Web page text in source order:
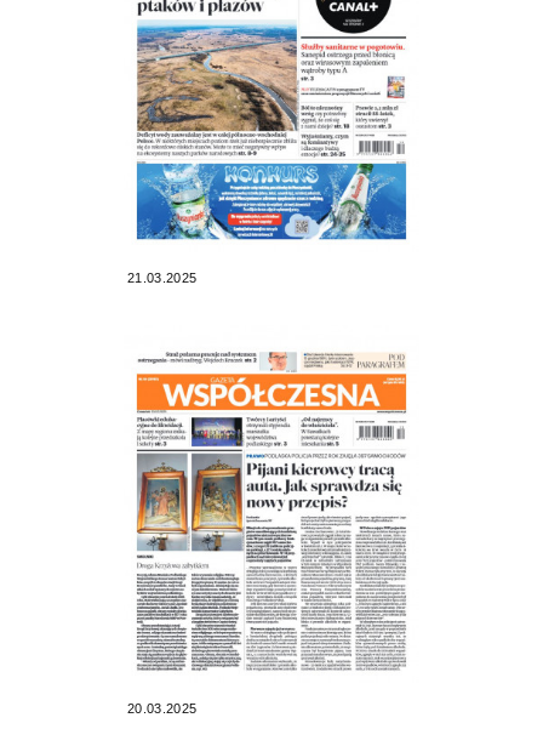
21.03.2025
20.03.2025